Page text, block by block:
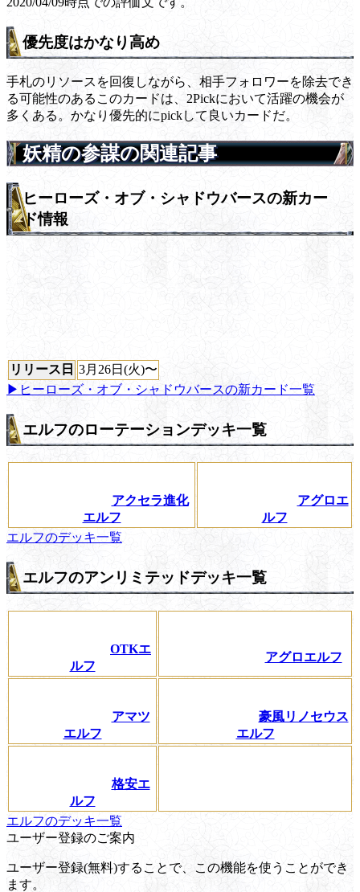
優先度はかなり高め
手札のリソースを回復しながら、相手フォロワーを除去でき
る可能性のあるこのカードは、2Pickにおいて活躍の機会が
多くある。かなり優先的にpickして良いカードだ。
妖精の参謀の関連記事
ヒーローズ・オブ・シャドウバースの新カー
ド情報
リリース日 3月26日(火)〜
▶ヒーローズ・オブ・シャドウバースの新カード一覧
エルフのローテーションデッキ一覧
アクセラ進化
エルフ
アグロエ
ルフ
エルフのデッキ一覧
エルフのアンリミテッドデッキ一覧
OTKエ
ルフ
アグロエルフ
アマツ
エルフ
豪風リノセウス
エルフ
格安エ
ルフ
エルフのデッキ一覧
ユーザー登録のご案内
ユーザー登録(無料)することで、この機能を使うことができ
ます。